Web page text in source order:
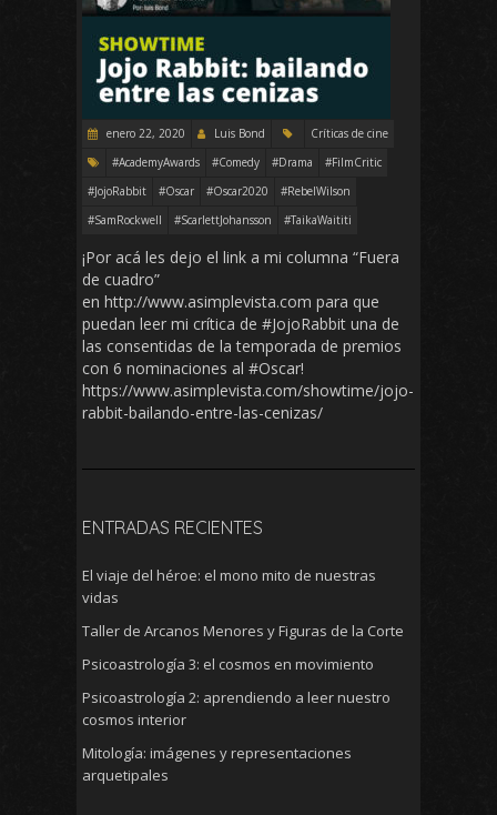
enero 22, 2020 Luis Bond
Críticas de cine
#AcademyAwards
#Comedy #Drama
#FilmCritic
#JojoRabbit
#Oscar #Oscar2020
#RebelWilson
#SamRockwell
#ScarlettJohansson #TaikaWaititi
¡Por acá les dejo el link a mi columna “Fuera
de cuadro”
en http://www.asimplevista.com para que
puedan leer mi crítica de #JojoRabbit una de
las consentidas de la temporada de premios
con 6 nominaciones al #Oscar!
https://www.asimplevista.com/showtime/jojo-
rabbit-bailando-entre-las-cenizas/
ENTRADAS RECIENTES
El viaje del héroe: el mono mito de nuestras
vidas
Taller de Arcanos Menores y Figuras de la Corte
Psicoastrología 3: el cosmos en movimiento
Psicoastrología 2: aprendiendo a leer nuestro
cosmos interior
Mitología: imágenes y representaciones
arquetipales